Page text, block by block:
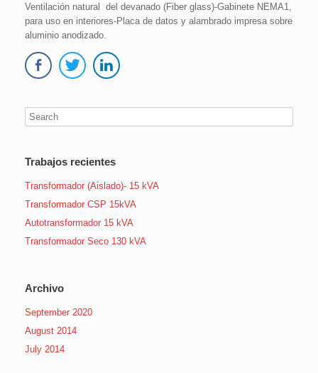
Ventilación natural del devanado (Fiber glass)-Gabinete NEMA1,
para uso en interiores-Placa de datos y alambrado impresa sobre
aluminio anodizado.
Trabajos recientes
Transformador (Aislado)- 15 kVA
Transformador CSP 15kVA
Autotransformador 15 kVA
Transformador Seco 130 kVA
Archivo
September 2020
August 2014
July 2014